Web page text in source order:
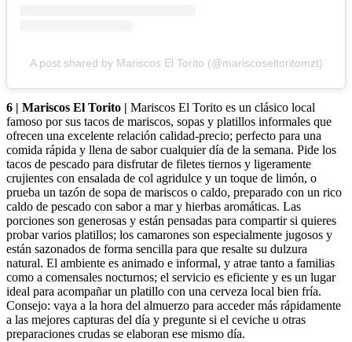
A post shared by Mariscos El Torito (@mariscoseltoritomzt)
6 | Mariscos El Torito | Mariscos El Torito es un clásico local
famoso por sus tacos de mariscos, sopas y platillos informales que
ofrecen una excelente relación calidad-precio; perfecto para una
comida rápida y llena de sabor cualquier día de la semana. Pide los
tacos de pescado para disfrutar de filetes tiernos y ligeramente
crujientes con ensalada de col agridulce y un toque de limón, o
prueba un tazón de sopa de mariscos o caldo, preparado con un rico
caldo de pescado con sabor a mar y hierbas aromáticas. Las
porciones son generosas y están pensadas para compartir si quieres
probar varios platillos; los camarones son especialmente jugosos y
están sazonados de forma sencilla para que resalte su dulzura
natural. El ambiente es animado e informal, y atrae tanto a familias
como a comensales nocturnos; el servicio es eficiente y es un lugar
ideal para acompañar un platillo con una cerveza local bien fría.
Consejo: vaya a la hora del almuerzo para acceder más rápidamente
a las mejores capturas del día y pregunte si el ceviche u otras
preparaciones crudas se elaboran ese mismo día.